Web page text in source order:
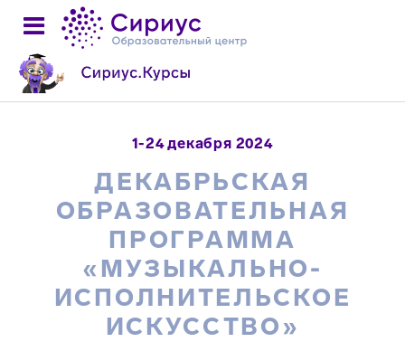
1-24 декабря 2024
ДЕКАБРЬСКАЯ
ОБРАЗОВАТЕЛЬНАЯ
ПРОГРАММА
«МУЗЫКАЛЬНО-
ИСПОЛНИТЕЛЬСКОЕ
ИСКУССТВО»